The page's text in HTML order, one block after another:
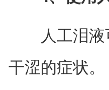
人工泪液可
干涩的症状。